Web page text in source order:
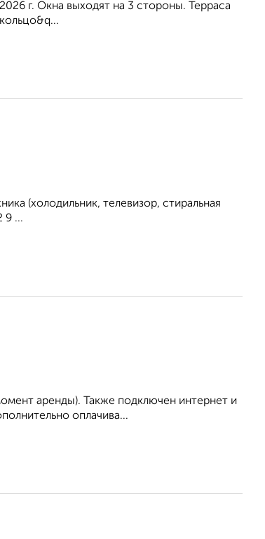
г. Окна выходят на 3 стороны. Терраса
(холодильник, телевизор, стиральная
9 ...
аренды). Также подключен интернет и
оплачива...